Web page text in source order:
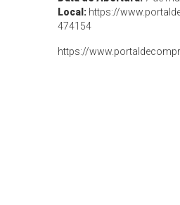
Local: https://
474154
https://